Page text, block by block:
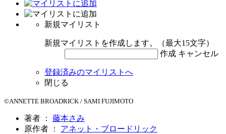
新規マイリスト
新規マイリストを作成します。（最大15文字）
作成 キャンセル
登録済みのマイリストへ
閉じる
©ANNETTE BROADRICK / SAMI FUJIMOTO
著者 ： 藤本さみ
原作者 ： アネット・ブロードリック